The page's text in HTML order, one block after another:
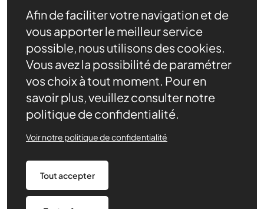
Être bénévole
Nos ressources
Notre rôle
Actualités
Contact
Nous soutenir
Nous trouver
Afin de faciliter votre navigation et de
vous apporter le meilleur service
possible, nous utilisons des cookies.
Vous avez la possibilité de paramétrer
vos choix à tout moment. Pour en
savoir plus, veuillez consulter notre
politique de confidentialité.
Tout accepter
Voir notre politique de confidentialité